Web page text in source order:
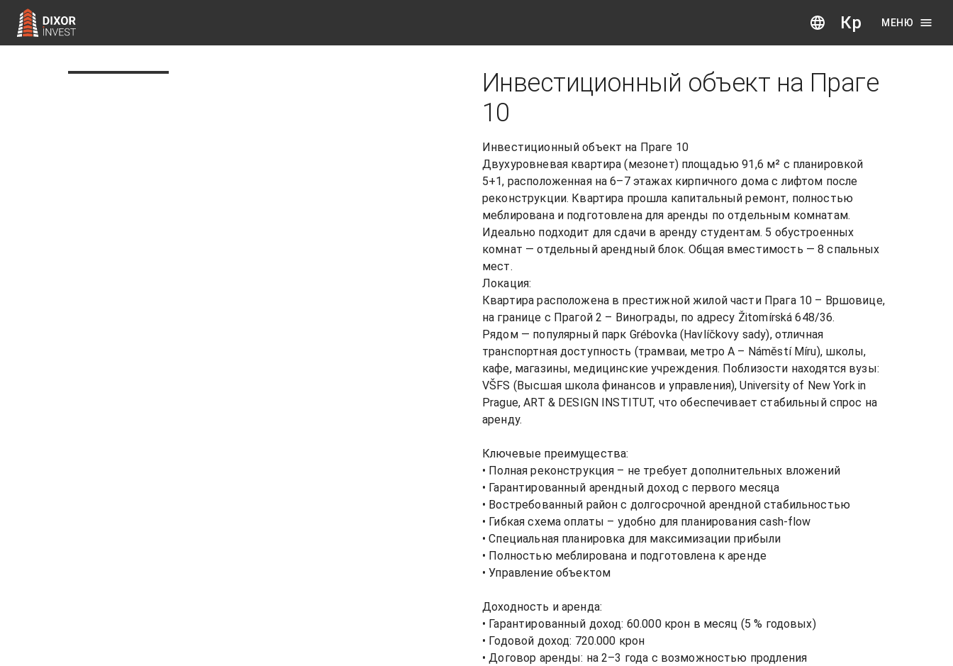
Кр МЕНЮ
Инвестиционный объект на Праге
10
Инвестиционный объект на Праге 10
Двухуровневая квартира (мезонет) площадью 91,6 м² с планировкой
5+1, расположенная на 6–7 этажах кирпичного дома с лифтом после
реконструкции. Квартира прошла капитальный ремонт, полностью
меблирована и подготовлена для аренды по отдельным комнатам.
Идеально подходит для сдачи в аренду студентам. 5 обустроенных
комнат — отдельный арендный блок. Общая вместимость — 8 спальных
мест.
Локация:
Квартира расположена в престижной жилой части Прага 10 – Вршовице,
на границе с Прагой 2 – Винограды, по адресу Žitomírská 648/36.
Рядом — популярный парк Grébovka (Havlíčkovy sady), отличная
транспортная доступность (трамваи, метро A – Náměstí Míru), школы,
кафе, магазины, медицинские учреждения. Поблизости находятся вузы:
VŠFS (Высшая школа финансов и управления), University of New York in
Prague, ART & DESIGN INSTITUT, что обеспечивает стабильный спрос на
аренду.
Ключевые преимущества:
• Полная реконструкция – не требует дополнительных вложений
• Гарантированный арендный доход с первого месяца
• Востребованный район с долгосрочной арендной стабильностью
• Гибкая схема оплаты – удобно для планирования cash-flow
• Специальная планировка для максимизации прибыли
• Полностью меблирована и подготовлена к аренде
• Управление объектом
Доходность и аренда:
• Гарантированный доход: 60.000 крон в месяц (5 % годовых)
• Годовой доход: 720.000 крон
• Договор аренды: на 2–3 года с возможностью продления